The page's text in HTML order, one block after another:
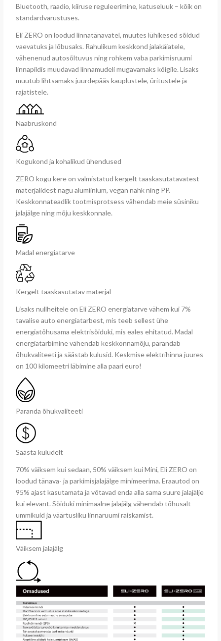
Bluetooth, raadio, kiiruse reguleerimine, katuseluuk – kõik on
standardvarustuses.
Eli ZERO on loodud linnatänavatel, muutes lühikesed sõidud
vaevatuks ja lõbusaks. Rahulikum keskkond jalakäiatele,
vähenenud autosõltuvus ning rohkem vaba parkimisruumi
linnapildis muudavad linnamudeli mugavamaks kõigile. Lisaks
muutub lihtsamaks juurdepääs kauplustele, üritustele ja
rajatistele.
Naabruskond
Kogukond ja kohalikud ühendused
ZERO kogu kere on valmistatud kergelt taaskasutatavatest
materjalidest nagu alumiinium, vegan nahk ning PP.
Keskkonnateadlik tootmisprotsess vähendab meie süsiniku
jalajälge ning mõju keskkonnale.
Madal energiatarve
Kergelt taaskasutatav materjal
Lisaks nullheitele on Eli ZERO energiatarve vähem kui 7%
tavalise auto energiatarbest, mis teeb sellest ühe
energiatõhusama elektrisõiduki, mis eales ehitatud. Madal
energiatarbimine vähendab keskkonnamõju, parandab
õhukvaliteeti ja säästab kulusid. Keskmise elektrihinna juures
on 100 kilomeetri läbimine alla paari euro!
Paranda õhukvaliteeti
Säästa kuludelt
70% väiksem kui sedaan, 50% väiksem kui Mini, Eli ZERO on
loodud tänava- ja parkimisjalajälge minimeerima. Eraautod on
95% ajast kasutamata ja võtavad enda alla sama suure jalajälje
kui elevant. Sõiduki minimaalne jalajälg vähendab tõhusalt
ummikuid ja väärtusliku linnaruumi raiskamist.
Väiksem jalajälg